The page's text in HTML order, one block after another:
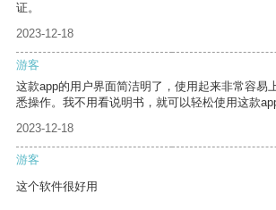
证。
2023-12-18
游客
这款app的用户界面简洁明了，使用起来非常容易
悉操作。我不用看说明书，就可以轻松使用这款app
2023-12-18
游客
这个软件很好用